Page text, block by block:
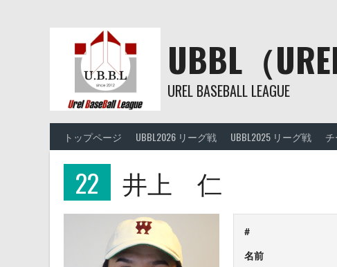
UBBL（
UREL BASEBALL LEAGUE
トップページ UBBL2026 リーグ戦 UBBL2025 リーグ戦
22 井上 仁
#
名前